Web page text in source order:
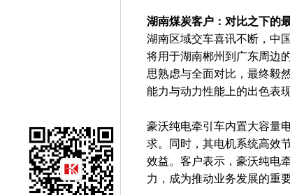
湖南煤炭客户：对比之下的
湖南区域交车喜讯不断，中
将用于湖南郴州到广东周边
思熟虑与全面对比，最终毅
能力与动力性能上的出色表现
豪沃纯电牵引车内置大容量
求。同时，其电机系统高效
效益。客户表示，豪沃纯电
力，成为推动业务发展的重要